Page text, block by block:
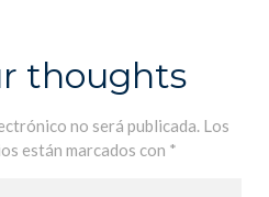
thoughts
no será publicada. Los
están marcados con *